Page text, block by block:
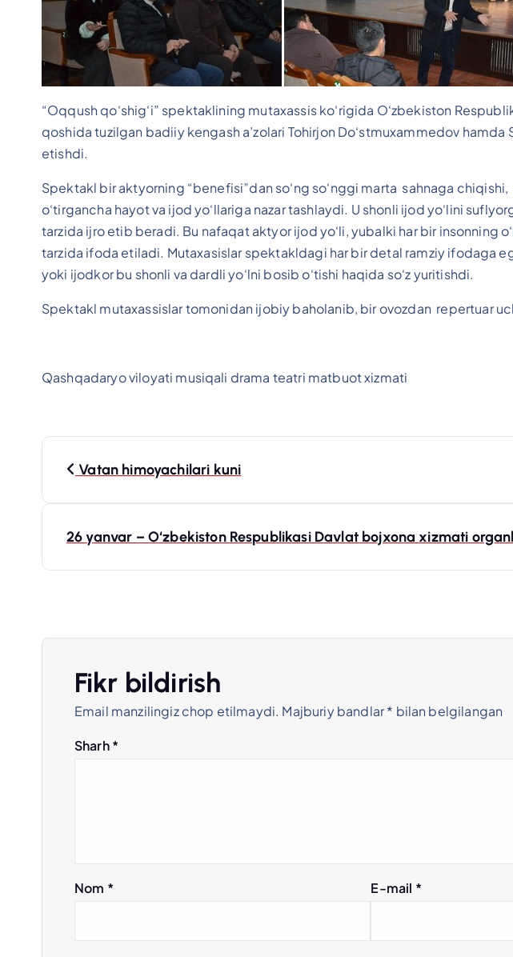
“Oqqush qo‘shig‘i” spektaklining mutaxassis ko‘rigida O‘zbekiston
qoshida tuzilgan badiiy kengash a’zolari Tohirjon Do‘stmuxammedov
etishdi.
Spektakl bir aktyorning “benefisi”dan so‘ng so‘nggi marta sahnaga
o‘tirgancha hayot va ijod yo‘llariga nazar tashlaydi. U shonli ijod yo‘lini
tarzida ijro etib beradi. Bu nafaqat aktyor ijod yo‘li, yubalki har bir insonning
tarzida ifoda etiladi. Mutaxasislar spektakldagi har bir detal ramziy ifodaga
yoki ijodkor bu shonli va dardli yo‘lni bosib o‘tishi haqida so‘z yuritishdi.
Spektakl mutaxassislar tomonidan ijobiy baholanib, bir ovozdan repertuar
Qashqadaryo viloyati musiqali drama teatri matbuot xizmati
m
Vatan himoyachilari kuni
26 yanvar – O‘zbekiston Respublikasi Davlat bojxona xizmati
Fikr bildirish
Email manzilingiz chop etilmaydi. Majburiy bandlar* bilan belgilangan
Sharh*
Nom * E-mail *